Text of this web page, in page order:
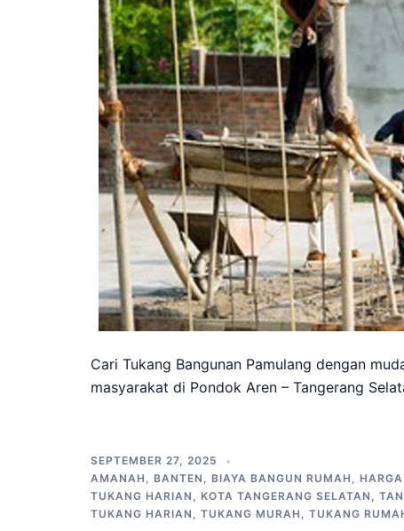
Cari Tukang Bangunan Pamulang dengan
masyarakat di Pondok Aren – Tangerang
SEPTEMBER 27, 2025
AMANAH , BANTEN , BIAYA BANGUN RUMAH ,
TUKANG HARIAN , KOTA TANGERANG SELATAN ,
TUKANG HARIAN , TUKANG MURAH , TUKANG